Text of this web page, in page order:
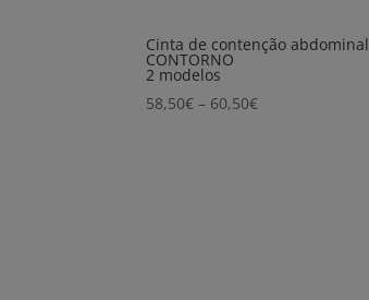
Cinta de contenção abdominal
CONTORNO
2 modelos
58,50€ – 60,50€Price